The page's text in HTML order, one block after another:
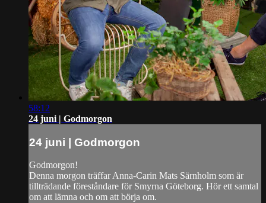
58:12
24 juni | Godmorgon
24 juni | Godmorgon
Godmorgon!
Denna morgon träffar Anna-Carin Mats Särnholm som är
tillträdande föreståndare för Smyrna Göteborg. Hör ett samtal
om att lämna och om att börja om.